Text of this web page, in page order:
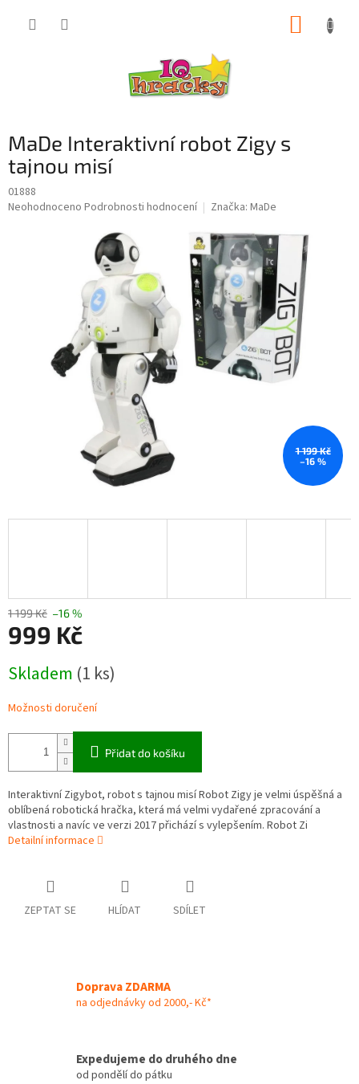
MaDe Interaktivní robot Zigy s
tajnou misí
01888
Průměrné
Neohodnoceno Podrobnosti hodnocení Značka: MaDe
1 199 Kč
–16 %
1 199 Kč –16 %
999 Kč
cena:
Skladem (1 ks)
Možnosti doručení
Přidat do košíku
Interaktivní Zigybot, robot s tajnou misí Robot Zigy je velmi úspěšná a
oblíbená robotická hračka, která má velmi vydařené zpracování a
vlastnosti a navíc ve verzi 2017 přichází s vylepšením. Robot Zi
Detailní informace
ZEPTAT SE HLÍDAT SDÍLET
Doprava ZDARMA
na odjednávky od 2000,- Kč*
Expedujeme do druhého dne
od pondělí do pátku